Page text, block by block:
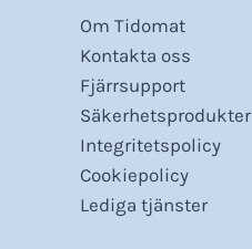
Om Tidomat
Kontakta oss
Fjärrsupport
Säkerhetsprodukter
Integritetspolicy
Cookiepolicy
Lediga tjänster